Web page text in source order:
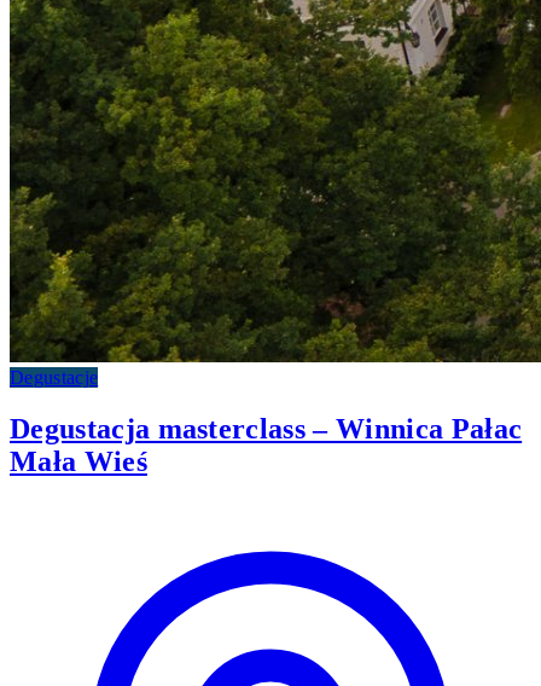
Degustacje
Degustacja masterclass – Winnica Pałac
Mała Wieś